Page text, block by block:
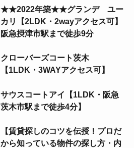
★★2022年築★★グランデ ユー
カリ【2LDK・2wayアクセス可】
阪急摂津市駅まで徒歩9分
クローバーズコート茨木
【1LDK・3WAYアクセス可】
サウスコートアイ【1LDK・阪急
茨木市駅まで徒歩4分】
【賃貸探しのコツを伝授！プロだ
から知っている物件の探し方・内